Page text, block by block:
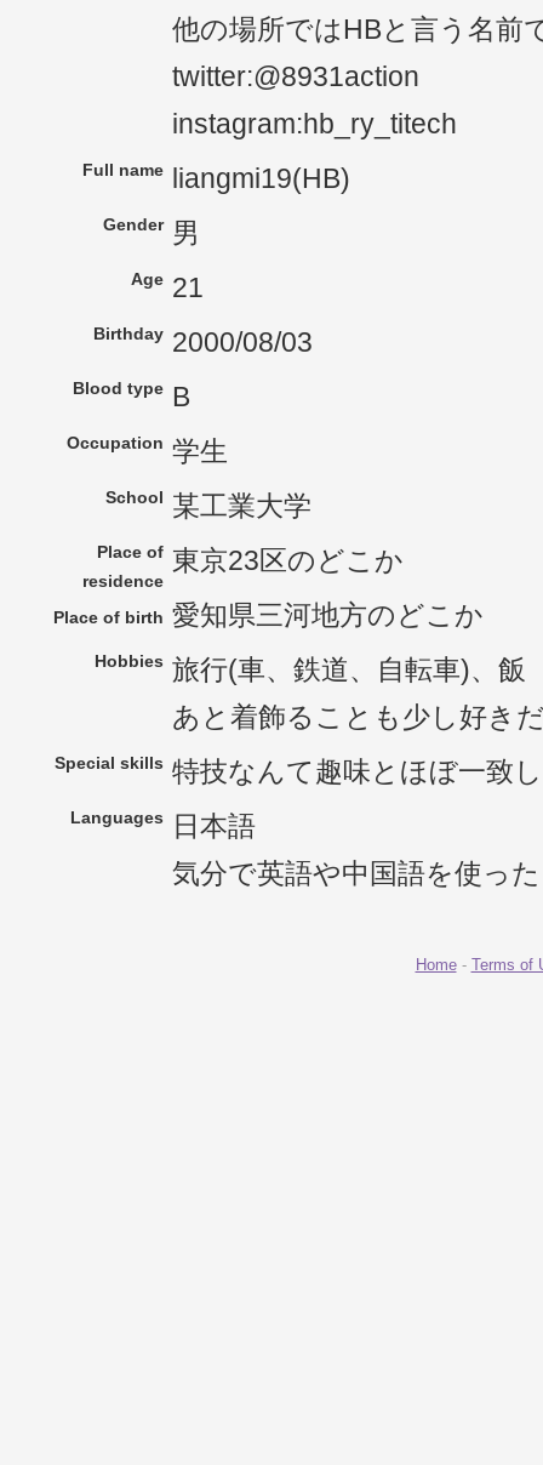
他の場所ではHBと言う名前
twitter:@8931action
instagram:hb_ry_titech
Full name liangmi19(HB)
Gender 男
Age 21
Birthday 2000/08/03
Blood type B
Occupation 学生
School 某工業大学
Place of
residence
東京23区のどこか
Place of birth 愛知県三河地方のどこか
Hobbies 旅行(車、鉄道、自転車)、飯
あと着飾ることも少し好き
Special skills 特技なんて趣味とほぼ一致
Languages
日本語
気分で英語や中国語を使っ
Home- Terms of